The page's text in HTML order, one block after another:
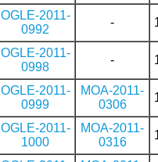
OGLE-2011-
0992
-
OGLE-2011-
0998
-
OGLE-2011-
0999
MOA-2011-
0306
OGLE-2011-
1000
MOA-2011-
0316